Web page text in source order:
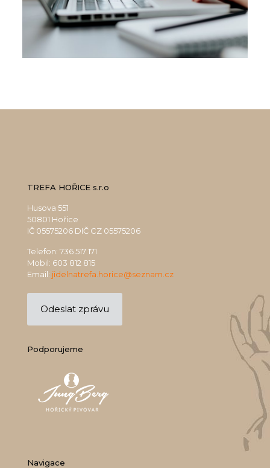
TREFA HOŘICE s.r.o
Husova 551
50801 Hořice
IČ 05575206 DIČ CZ 05575206
Telefon: 736 517 171
Mobil: 603 812 815
Email: jidelnatrefa.horice@seznam.cz
Odeslat zprávu
Podporujeme
Navigace